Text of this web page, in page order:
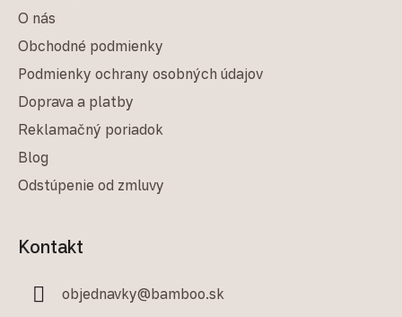
O nás
Obchodné podmienky
Podmienky ochrany osobných údajov
Doprava a platby
Reklamačný poriadok
Blog
Odstúpenie od zmluvy
Kontakt
objednavky@bamboo.sk